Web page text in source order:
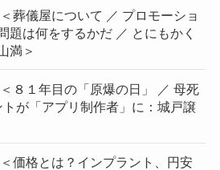
葬儀屋について ／ プロモーショ
は何をするかだ ／ とにもかく
満＞
８１年目の「原爆の日」 ／ 母死
が「アプリ制作者」に：城戸譲
価格とは？インプラント、円安